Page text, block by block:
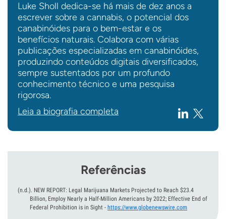
Luke Sholl dedica-se há mais de dez anos a
escrever sobre a cannabis, o potencial dos
canabinóides para o bem-estar e os
benefícios naturais. Colabora com várias
publicações especializadas em canabinóides,
produzindo conteúdos digitais diversificados,
sempre sustentados por um profundo
conhecimento técnico e uma pesquisa
rigorosa.
Leia a biografia completa
Referências
(n.d.). NEW REPORT: Legal Marijuana Markets Projected to Reach $23.4
Billion, Employ Nearly a Half-Million Americans by 2022; Effective End of
Federal Prohibition is in Sight - https://www.globenewswire.com